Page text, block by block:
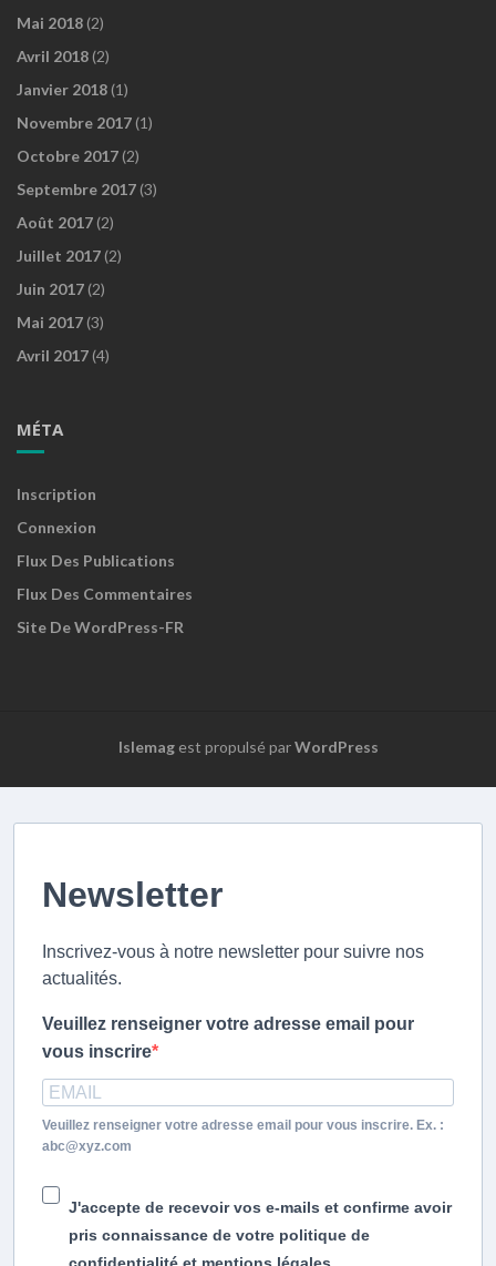
Mai 2018 (2)
Avril 2018 (2)
Janvier 2018 (1)
Novembre 2017 (1)
Octobre 2017 (2)
Septembre 2017 (3)
Août 2017 (2)
Juillet 2017 (2)
Juin 2017 (2)
Mai 2017 (3)
Avril 2017 (4)
MÉTA
Inscription
Connexion
Flux Des Publications
Flux Des Commentaires
Site De WordPress-FR
Islemagest propulsé parWordPress
Newsletter
Inscrivez-vous à notre newsletter pour suivre nos
actualités.
Veuillez renseigner votre adresse email pour
vous inscrire
Veuillez renseigner votre adresse email pour vous inscrire. Ex. :
abc@xyz.com
J'accepte de recevoir vos e-mails et confirme avoir
pris connaissance de votre politique de
confidentialité et mentions légales.